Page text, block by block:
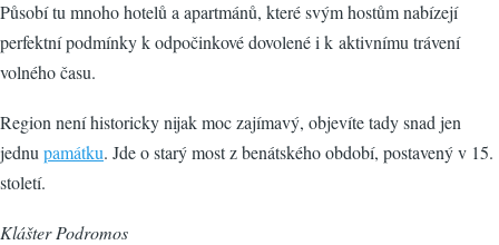
Působí tu mnoho hotelů a apartmánů, které svým hostům nabízejí
perfektní podmínky k odpočinkové dovolené i k aktivnímu trávení
volného času.
Region není historicky nijak moc zajímavý, objevíte tady snad jen
jednu památku. Jde o starý most z benátského období, postavený v 15.
století.
Klášter Podromos